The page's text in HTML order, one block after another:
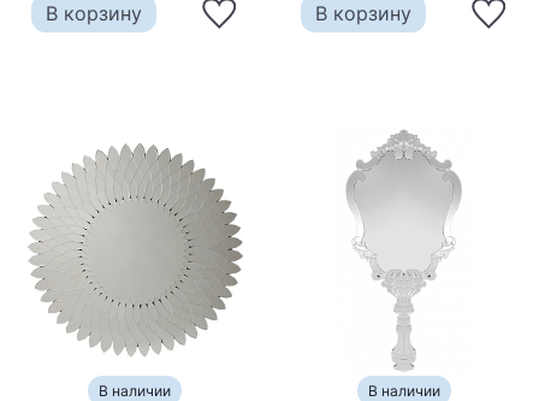
В корзину В корзину
В наличии В наличии